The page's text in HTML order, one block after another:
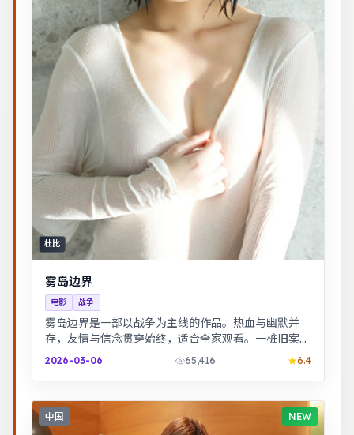
杜比
雾岛边界
电影 战争
雾岛边界是一部以战争为主线的作品。热血与幽默并
存，友情与信念贯穿始终，适合全家观看。一桩旧案因
新证据重启调查，真相远比表面更加残酷。
2026-03-06 65,416 6.4
中国 NEW